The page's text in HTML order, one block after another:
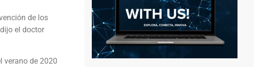
de los
el doctor
verano de 2020